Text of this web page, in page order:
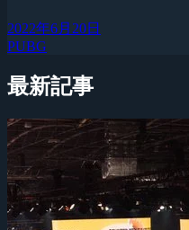
2022年6月20日
PUBG
最新記事